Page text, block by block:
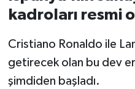
kadroları resmi
Cristiano Ronaldo ile
getirecek olan bu dev
şimdiden başladı.
KÜLTÜR-SANAT
MANŞET